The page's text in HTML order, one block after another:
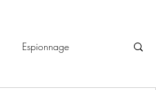
Espionnage